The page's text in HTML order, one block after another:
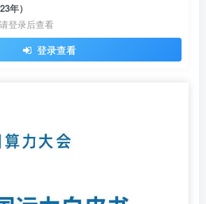
年）
登录后查看
登录查看